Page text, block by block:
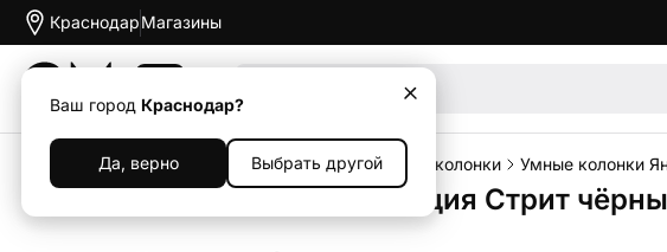
Краснодар
Ваш город Краснодар?
Да, верно Выбрать другой
Магазины
Каталог Наушники и колонки Умные колонки Умные колонки
Умная колонка Яндекс Станция Стрит